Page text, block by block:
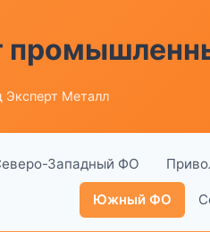
Эксперт Металл
Западный ФО
Южный ФО